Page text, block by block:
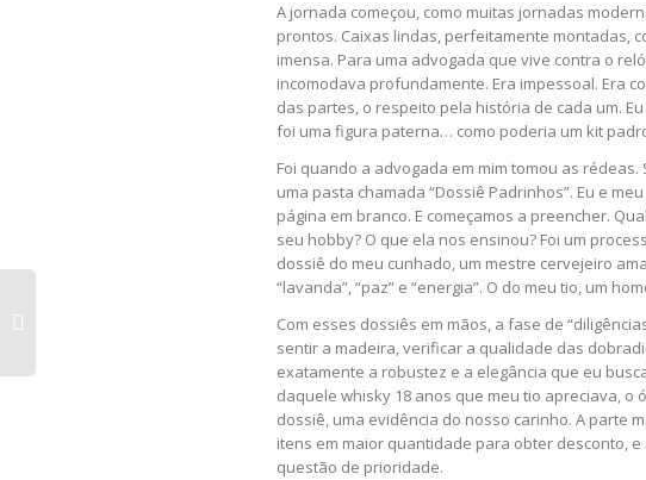
A jornada começou, como muitas jornadas
prontos. Caixas lindas, perfeitamente montadas,
imensa. Para uma advogada que vive contra o
incomodava profundamente. Era impessoal. Era
das partes, o respeito pela história de cada um.
foi uma figura paterna… como poderia um kit
Foi quando a advogada em mim tomou as
uma pasta chamada “Dossiê Padrinhos”. Eu e
página em branco. E começamos a preencher.
seu hobby? O que ela nos ensinou? Foi um
dossiê do meu cunhado, um mestre cervejeiro
“lavanda”, “paz” e “energia”. O do meu tio, um
Com esses dossiês em mãos, a fase de
sentir a madeira, verificar a qualidade das
exatamente a robustez e a elegância que eu
daquele whisky 18 anos que meu tio apreciava,
dossiê, uma evidência do nosso carinho. A parte
itens em maior quantidade para obter desconto,
questão de prioridade.